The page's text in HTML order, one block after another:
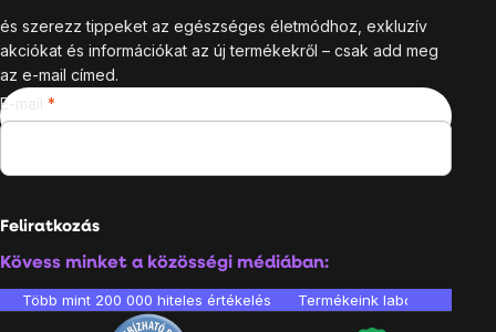
és szerezz tippeket az egészséges életmódhoz, exkluzív
akciókat és információkat az új termékekről – csak add meg
az e-mail címed.
E-mail
Feliratkozás
Kövess minket a közösségi médiában:
Több mint 200 000 hiteles értékelés Termékeink